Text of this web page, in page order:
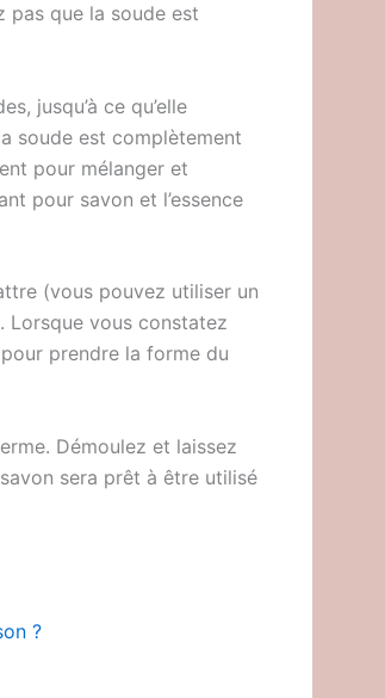
pas que la soude est
jusqu’à ce qu’elle
soude est complètement
pour mélanger et
pour savon et l’essence
(vous pouvez utiliser un
vous constatez
prendre la forme du
Démoulez et laissez
sera prêt à être utilisé
?